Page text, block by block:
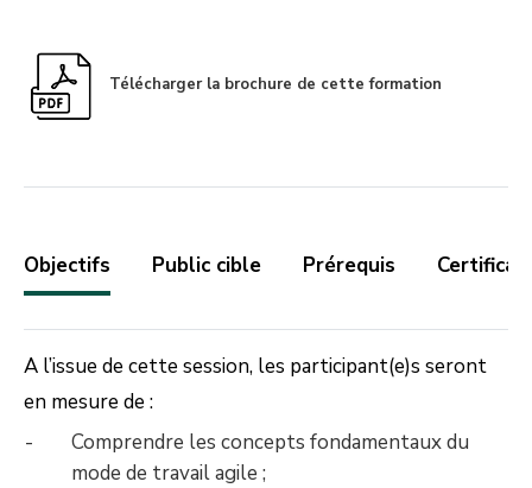
Télécharger la brochure de cette formation
Objectifs Public cible Prérequis
A l’issue de cette session, les participant(e)s seront
en mesure de :
Comprendre les concepts fondamentaux du
mode de travail agile ;